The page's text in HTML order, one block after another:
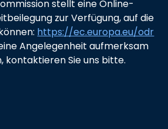
stellt eine Online-
zur Verfügung, auf die
https://ec.europa.eu/odr
Angelegenheit aufmerksam
kontaktieren Sie uns bitte.